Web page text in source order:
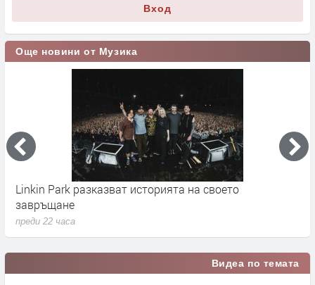
Вход
Още новини от Музика
Linkin Park разказват историята на своето
завръщане
преди 22 часа
Видеа по темата